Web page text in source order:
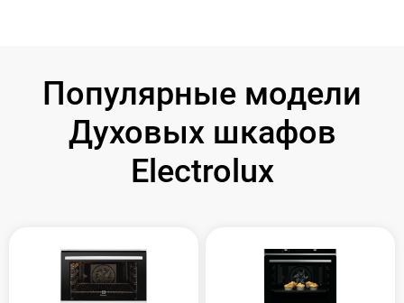
Популярные модели
Духовых шкафов
Electrolux